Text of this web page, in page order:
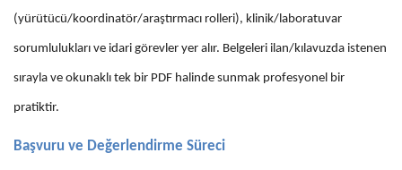
(yürütücü/koordinatör/araştırmacı rolleri), klinik/laboratuvar
sorumlulukları ve idari görevler yer alır. Belgeleri ilan/kılavuzda istenen
sırayla ve okunaklı tek bir PDF halinde sunmak profesyonel bir
pratiktir.
Başvuru ve Değerlendirme Süreci